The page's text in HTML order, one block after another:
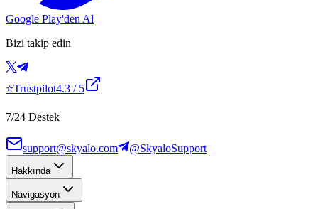
Google Play'den Al
Bizi takip edin
⭐Trustpilot4.3 / 5
7/24 Destek
support@skyalo.com @SkyaloSupport
Hakkında
Navigasyon